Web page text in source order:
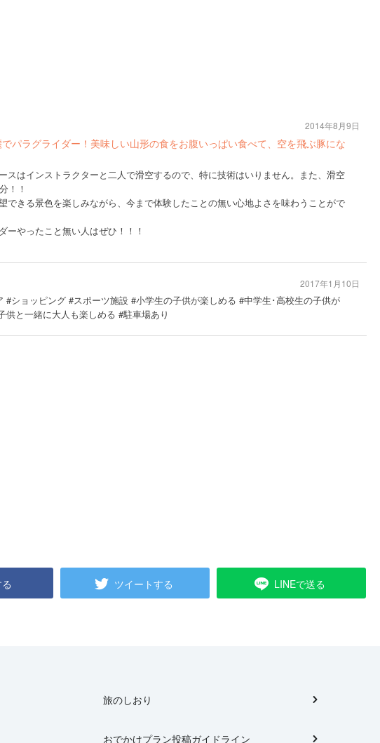
パラグライダー！美味しい山形の食をお腹いっぱい食べて、空を飛ぶ豚にな
スはインストラクターと二人で滑空するので、特に技術はいりません。また、滑空
！！
できる景色を楽しみながら、今まで体験したことの無い心地よさを味わうことがで
ーやったこと無い人はぜひ！！！
2014年8月9日
#ショッピング #スポーツ施設 #小学生の子供が楽しめる #中学生･高校生の子供が
供と一緒に大人も楽しめる #駐車場あり
2017年1月10日
ツイートする LINEで送る
旅のしおり
おでかけプラン投稿ガイドライン